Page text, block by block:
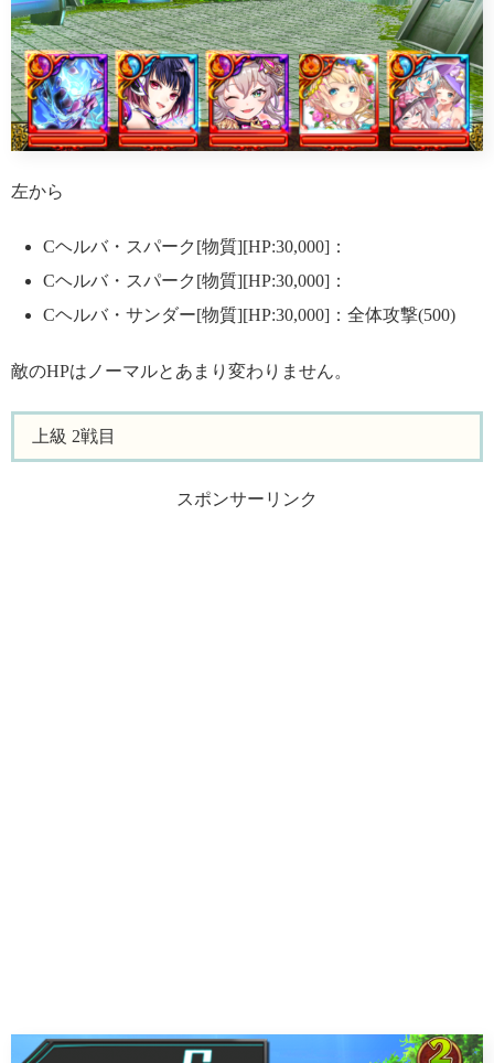
左から
Cヘルバ・スパーク[物質][HP:30,000]：
Cヘルバ・スパーク[物質][HP:30,000]：
Cヘルバ・サンダー[物質][HP:30,000]：全体攻撃(500)
敵のHPはノーマルとあまり変わりません。
上級 2戦目
スポンサーリンク